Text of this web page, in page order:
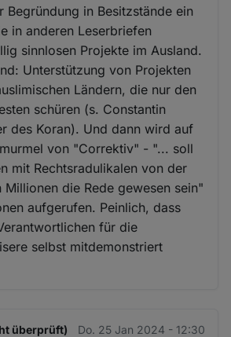
Begründung in Besitzstände ein
in anderen Leserbriefen
sinnlosen Projekte im Ausland.
Unterstützung von Projekten
Ländern, die nur den
schüren (s. Constantin
des Koran). Und dann wird auf
von "Correktiv" - "... soll
mit Rechtsradulikalen von der
Millionen die Rede gewesen sein"
aufgerufen. Peinlich, dass
für die
selbst mitdemonstriert
überprüft) Do. 25 Jan 2024 - 12:30